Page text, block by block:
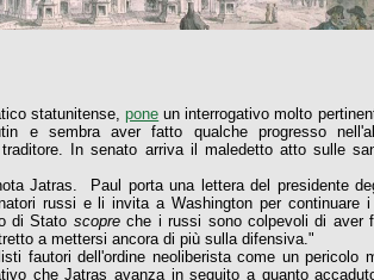
statunitense,pone un interrogativo molto
e sembra aver fatto qualche progresso
In senato arriva il maledetto atto sulle
Jatras. Paul porta una lettera del presidente
russi e li invita a Washington per continuare
di Stato scopreche i russi sono colpevoli di aver
a mettersi ancora di più sulla difensiva."
fautori dell'ordine neoliberista come un pericolo
che Jatras avanza in seguito a quanto